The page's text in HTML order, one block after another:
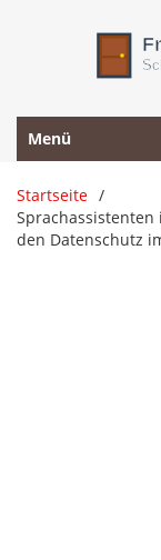
Menü
Startseite
den Datenschutz